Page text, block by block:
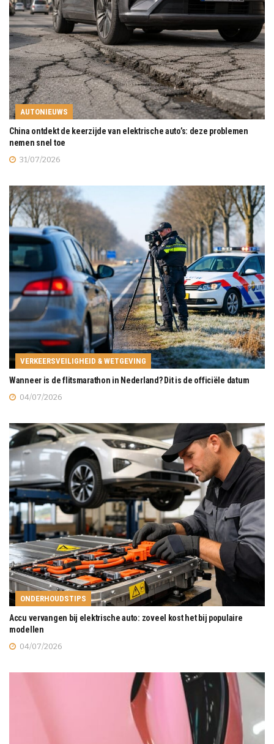
AUTONIEUWS
China ontdekt de keerzijde van elektrische auto’s: deze problemen
nemen snel toe
31/07/2026
VERKEERSVEILIGHEID & WETGEVING
Wanneer is de flitsmarathon in Nederland? Dit is de officiële datum
04/07/2026
ONDERHOUDSTIPS
Accu vervangen bij elektrische auto: zoveel kost het bij populaire
modellen
04/07/2026